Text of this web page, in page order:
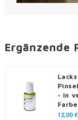
Ergänzende
- in
12,00 €